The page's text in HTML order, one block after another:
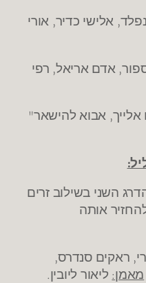
אלישי כדיר, אורי
אדם אריאל, רפי
אבוא להישאר"
השני בשילוב זרים
אותה
ראקים סנדרס,
מאמן: ליאור ליובין.